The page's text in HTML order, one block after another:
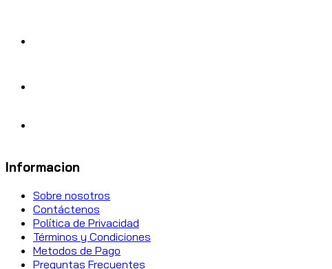
Informacion
Sobre nosotros
Contáctenos
Política de Privacidad
Términos y Condiciones
Metodos de Pago
Preguntas Frecuentes